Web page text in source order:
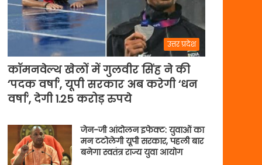
उत्तर प्रदेश
कॉमनवेल्थ खेलों में गुलवीर सिंह ने की
‘पदक वर्षा’, यूपी सरकार अब करेगी ‘धन
वर्षा’, देगी 1.25 करोड़ रुपये
जेन-जी आंदोलन इफेक्ट: युवाओं का
मन टटोलेगी यूपी सरकार, पहली बार
बनेगा स्वतंत्र राज्य युवा आयोग